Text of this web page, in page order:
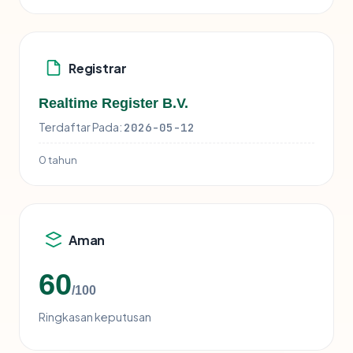
Registrar
Realtime Register B.V.
Terdaftar Pada: 2026-05-12
0 tahun
Aman
60/100
Ringkasan keputusan